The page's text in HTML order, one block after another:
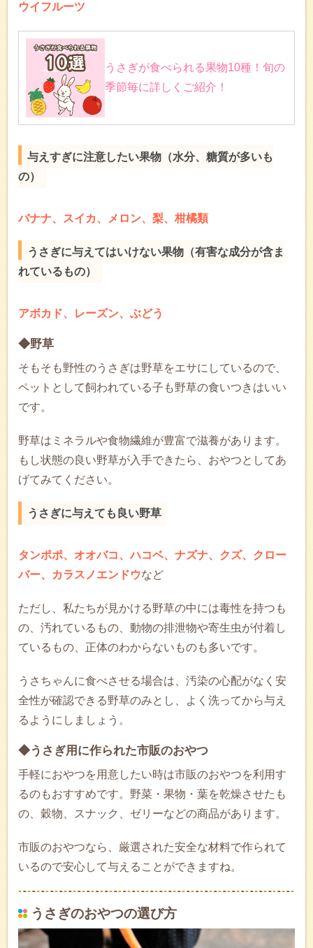
ウイフルーツ
うさぎが食べられる果物10種！旬の
季節毎に詳しくご紹介！
与えすぎに注意したい果物（水分、糖質が多いも
の）
バナナ、スイカ、メロン、梨、柑橘類
うさぎに与えてはいけない果物（有害な成分が含ま
れているもの）
アボカド、レーズン、ぶどう
◆野草
そもそも野性のうさぎは野草をエサにしているので、
ペットとして飼われている子も野草の食いつきはいい
です。
野草はミネラルや食物繊維が豊富で滋養があります。
もし状態の良い野草が入手できたら、おやつとしてあ
げてみてください。
うさぎに与えても良い野草
タンポポ、オオバコ、ハコベ、ナズナ、クズ、クロー
バー、カラスノエンドウなど
ただし、私たちが見かける野草の中には毒性を持つも
の、汚れているもの、動物の排泄物や寄生虫が付着し
ているもの、正体のわからないものも多いです。
うさちゃんに食べさせる場合は、汚染の心配がなく安
全性が確認できる野草のみとし、よく洗ってから与え
るようにしましょう。
◆うさぎ用に作られた市販のおやつ
手軽におやつを用意したい時は市販のおやつを利用す
るのもおすすめです。野菜・果物・葉を乾燥させたも
の、穀物、スナック、ゼリーなどの商品があります。
市販のおやつなら、厳選された安全な材料で作られて
いるので安心して与えることができますね。
うさぎのおやつの選び方